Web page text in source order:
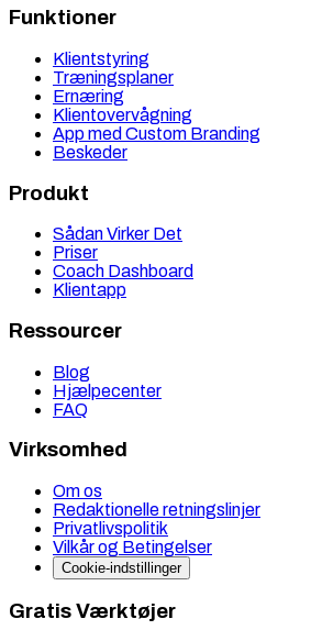
Funktioner
Klientstyring
Træningsplaner
Ernæring
Klientovervågning
App med Custom Branding
Beskeder
Produkt
Sådan Virker Det
Priser
Coach Dashboard
Klientapp
Ressourcer
Blog
Hjælpecenter
FAQ
Virksomhed
Om os
Redaktionelle retningslinjer
Privatlivspolitik
Vilkår og Betingelser
Cookie-indstillinger
Gratis Værktøjer